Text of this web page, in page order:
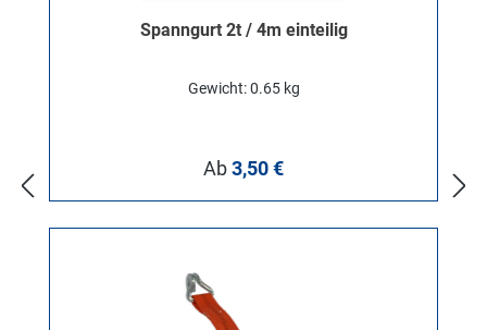
Spanngurt 2t / 4m einteilig
Gewicht: 0.65 kg
Regulärer Preis:
Ab3,50 €